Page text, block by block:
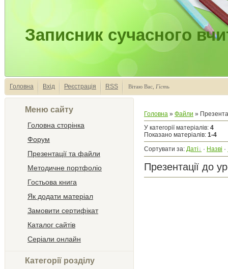
Записник сучасного
Головна Вхід Реєстрація RSS Вітаю Вас Гість
Меню сайту
Головна сторінка
Форум
Презентації та файли
Методичне портфоліо
Гостьова книга
Як додати матеріал
Замовити сертифікат
Каталог сайтів
Серіали онлайн
Категорії розділу
Головна » Файли »
У категорії матеріалів: 4
Показано матеріалів: 1-4
Сортувати за: Даті · Назві ·
Презентації до